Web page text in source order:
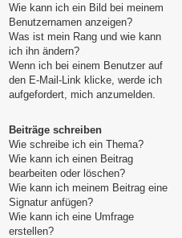
Wie kann ich ein Bild bei meinem
Benutzernamen anzeigen?
Was ist mein Rang und wie kann
ich ihn ändern?
Wenn ich bei einem Benutzer auf
den E-Mail-Link klicke, werde ich
aufgefordert, mich anzumelden.
Beiträge schreiben
Wie schreibe ich ein Thema?
Wie kann ich einen Beitrag
bearbeiten oder löschen?
Wie kann ich meinem Beitrag eine
Signatur anfügen?
Wie kann ich eine Umfrage
erstellen?